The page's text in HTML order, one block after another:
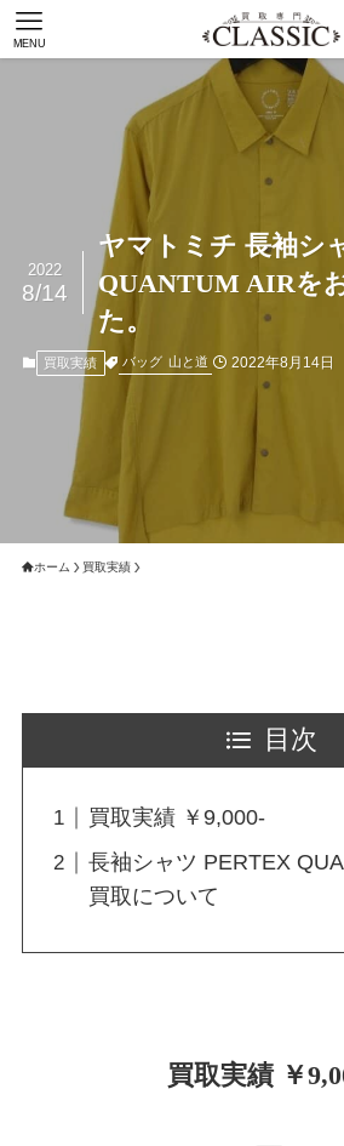
MENU
ヤマトミチ 長袖シ
QUANTUM AIRを
た。
2022
8/14
買取実績 バッグ 山と道 2022年8月14日
ホーム 買取実績
目次
買取実績 ￥9,000-
長袖シャツ PERTEX
買取について
買取実績 ￥